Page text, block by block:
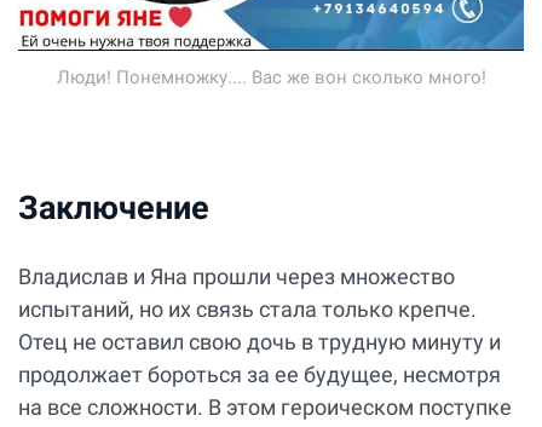
Люди! Понемножку.... Вас же вон сколько много!
Заключение
Владислав и Яна прошли через множество
испытаний, но их связь стала только крепче.
Отец не оставил свою дочь в трудную минуту и
продолжает бороться за ее будущее, несмотря
на все сложности. В этом героическом поступке